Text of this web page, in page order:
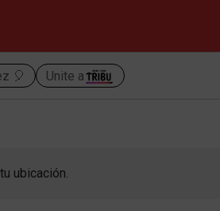
🎈 Unite a
ubicación.